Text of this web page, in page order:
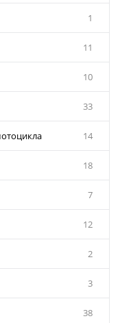
1
11
10
33
14
18
7
12
2
3
38